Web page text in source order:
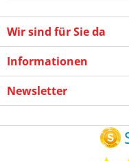
Wir sind für Sie da
Informationen
Newsletter